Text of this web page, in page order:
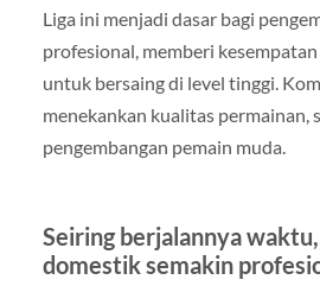
Liga ini menjadi dasar bagi
profesional, memberi
untuk bersaing di level tinggi.
menekankan kualitas permainan,
pengembangan pemain muda.
Seiring berjalannya
domestik semakin